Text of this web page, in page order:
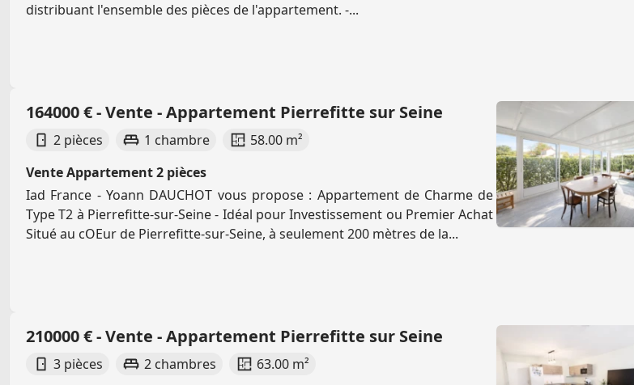
distribuant l'ensemble des pièces de l'appartement. -...
164000 € - Vente - Appartement Pierrefitte sur Seine
2 pièces 1 chambre
58.00 m²
Vente Appartement 2 pièces
Iad France - Yoann DAUCHOT vous propose : Appartement de Charme de
Type T2 à Pierrefitte-sur-Seine - Idéal pour Investissement ou Premier Achat
Situé au cOEur de Pierrefitte-sur-Seine, à seulement 200 mètres de la...
210000 € - Vente - Appartement Pierrefitte sur Seine
3 pièces 2 chambres
63.00 m²